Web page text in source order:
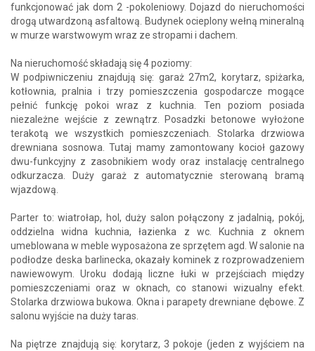
funkcjonować jak dom 2 -pokoleniowy. Dojazd do nieruchomości
drogą utwardzoną asfaltową. Budynek ocieplony wełną mineralną
w murze warstwowym wraz ze stropami i dachem.
Na nieruchomość składają się 4 poziomy:
W podpiwniczeniu znajdują się: garaż 27m2, korytarz, spiżarka,
kotłownia, pralnia i trzy pomieszczenia gospodarcze mogące
pełnić funkcję pokoi wraz z kuchnia. Ten poziom posiada
niezależne wejście z zewnątrz. Posadzki betonowe wyłożone
terakotą we wszystkich pomieszczeniach. Stolarka drzwiowa
drewniana sosnowa. Tutaj mamy zamontowany kocioł gazowy
dwu-funkcyjny z zasobnikiem wody oraz instalację centralnego
odkurzacza. Duży garaż z automatycznie sterowaną bramą
wjazdową.
Parter to: wiatrołap, hol, duży salon połączony z jadalnią, pokój,
oddzielna widna kuchnia, łazienka z wc. Kuchnia z oknem
umeblowana w meble wyposażona ze sprzętem agd. W salonie na
podłodze deska barlinecka, okazały kominek z rozprowadzeniem
nawiewowym. Uroku dodają liczne łuki w przejściach między
pomieszczeniami oraz w oknach, co stanowi wizualny efekt.
Stolarka drzwiowa bukowa. Okna i parapety drewniane dębowe. Z
salonu wyjście na duży taras.
Na piętrze znajdują się: korytarz, 3 pokoje (jeden z wyjściem na